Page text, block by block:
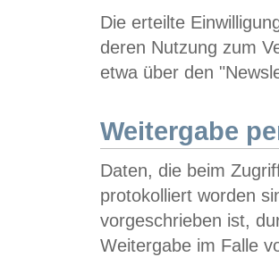
Die erteilte
deren Nutzung zum
etwa über den
Weitergabe
Daten, die beim
protokolliert worden
vorgeschrieben ist,
Weitergabe im Falle